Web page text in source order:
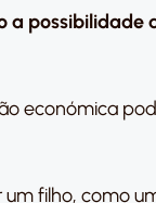
a possibilidade
económica
filho, como